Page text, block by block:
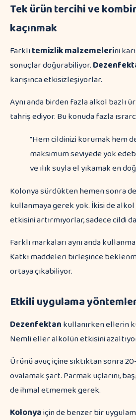
Tek ürün tercihi ve
kaçınmak
Farklıtemizlik malzemelerini
sonuçlar doğurabiliyor.
karışınca etkisizleşiyorlar.
Aynı anda birden fazla alkol bazlı
tahriş ediyor. Bu konuda fazla
"Hem cildinizi korumak hem
maksimum seviyede yok
ve ılık suyla el yıkamak en
Kolonya sürdükten hemen sonra
kullanmaya gerek yok. İkisi de
etkisini artırmıyorlar, sadece cildi
Farklı markaları aynı anda
Katkı maddeleri birleşince
ortaya çıkabiliyor.
Etkili uygulama
Dezenfektankullanırken ellerin
Nemli eller alkolün etkisini
Ürünü avuç içine sıktıktan sonra
ovalamak şart. Parmak uçlarını,
de ihmal etmemek gerek.
Kolonyaiçin de benzer bir